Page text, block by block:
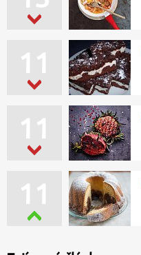
11
11
11